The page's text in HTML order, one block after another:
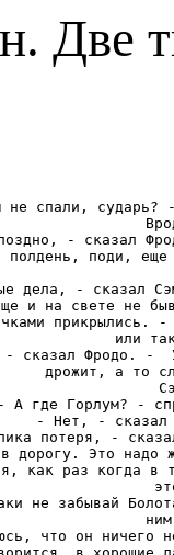
Две
не спали,
- сказал
поди, еще
дела, - сказал
и на свете не
прикрылись.
или
сказал Фродо. -
дрожит, а то
- А где Горлум? -
- Нет, - сказал
потеря, -
в дорогу. Это
как раз когда
не забывай
что он ничего